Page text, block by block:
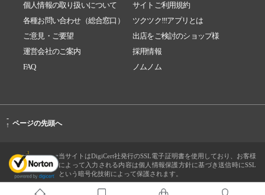
個人情報の取り扱いについて
サイトご利用規約
各種お問い合わせ（総合窓口）
ツクツク!!!アプリとは
ご意見・ご要望
出店をご検討のショップ様
運営会社のご案内
採用情報
FAQ
ノムノム
-
↑ ページの先頭へ
当サイトはDigiCert社発行のSSL電子証明書を使用しており、お客様
によって入力される内容は個人情報保護方針に基づき送信時にSSL
という暗号化技術によって保護されます。